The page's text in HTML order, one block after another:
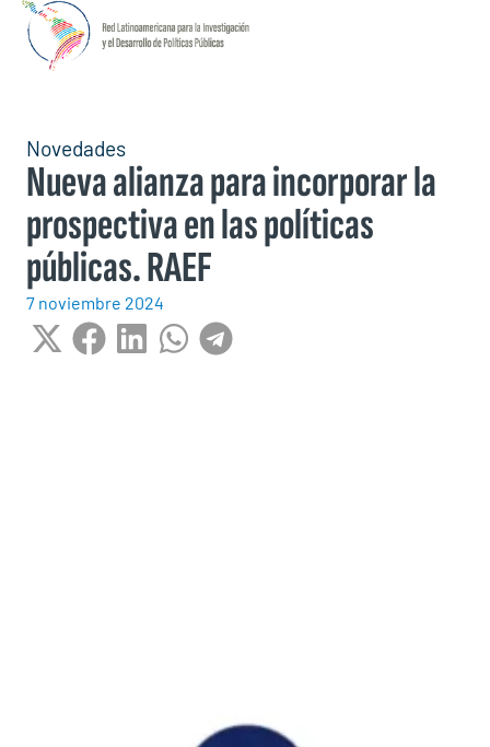
Novedades
Nueva alianza para incorporar la
prospectiva en las políticas
públicas. RAEF
7 noviembre 2024